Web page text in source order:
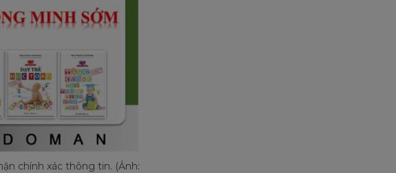
chính xác thông tin. (Ảnh: